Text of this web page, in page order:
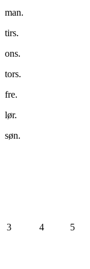
man.
tirs.
ons.
tors.
fre.
lør.
søn.
3 4 5